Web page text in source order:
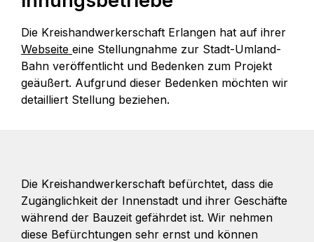
Die Kreishandwerkerschaft Erlangen hat auf ihrer
Webseite eine Stellungnahme zur Stadt-Umland-
Bahn veröffentlicht und Bedenken zum Projekt
geäußert. Aufgrund dieser Bedenken möchten wir
detailliert Stellung beziehen.
Die Kreishandwerkerschaft befürchtet, dass die
Zugänglichkeit der Innenstadt und ihrer Geschäfte
während der Bauzeit gefährdet ist. Wir nehmen
diese Befürchtungen sehr ernst und können